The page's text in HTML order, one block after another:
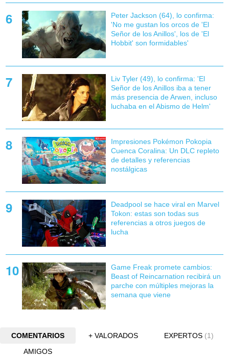
Peter Jackson (64), lo confirma:
'No me gustan los orcos de 'El
Señor de los Anillos', los de 'El
Hobbit' son formidables'
Liv Tyler (49), lo confirma: 'El
Señor de los Anillos iba a tener
más presencia de Arwen, incluso
luchaba en el Abismo de Helm'
Impresiones Pokémon Pokopia
Cuenca Coralina: Un DLC repleto
de detalles y referencias
nostálgicas
Deadpool se hace viral en Marvel
Tokon: estas son todas sus
referencias a otros juegos de
lucha
Game Freak promete cambios:
Beast of Reincarnation recibirá un
parche con múltiples mejoras la
semana que viene
COMENTARIOS + VALORADOS EXPERTOS (1)
AMIGOS